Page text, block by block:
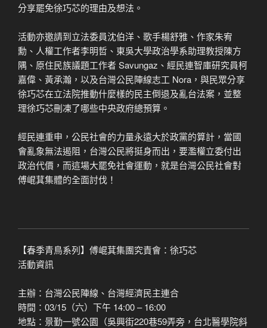
分享罷免徐巧芯的理由及想法。
活動亦邀請到立法委員沈伯洋、歌手楊舒雅、作家朱宥
勳、人權工作者李明哲、東吳大學政治學系助理教授陳方
隅、原住民族議題工作者 Savungaz、經民連智庫研究員柯
嘉偉、黃承瀚，以及台灣公民陣線志工 Nora，與民眾分享
徐巧芯在立法院推動什麼樣的民主倒退及亂台法案，並整
理徐巧芯刪凍了哪些中央政府總預算。
經民連重申，公民社會的力量永遠大於政黨的算計，當國
會亂象無法遏阻，台灣公民將挺身而出，要濫權立委付出
政治代價，而這場大罷免社會運動，就是台灣公民社會對
傅崐萁集體的全面討伐！
【春季青鳥系列】傅崐萁集團究責會：徐巧芯
活動資訊
主辦：台灣公民陣線、台灣經濟民主連合
時間：03/15（六）下午 14:00 – 16:00
地點：景勤一號公園（吳興街220巷59弄旁，台北醫學院斜